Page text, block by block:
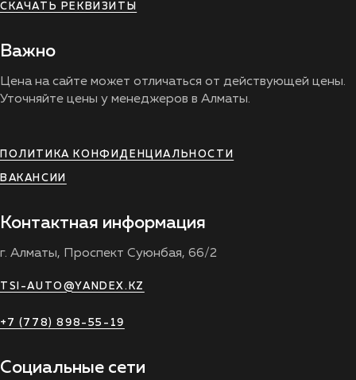
СКАЧАТЬ РЕКВИЗИТЫ
Важно
Цена на сайте может отличаться от действующей цены.
Уточняйте цены у менеджеров в Алматы.
ПОЛИТИКА КОНФИДЕНЦИАЛЬНОСТИ
ВАКАНСИИ
Контактная информация
г. Алматы, Проспект Суюнбая, 66/2
TSI-AUTO@YANDEX.KZ
+7 (778) 898-55-19
Социальные сети